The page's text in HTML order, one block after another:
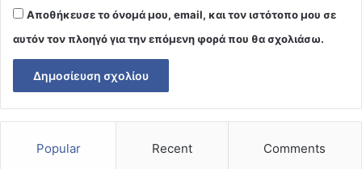
Αποθήκευσε το όνομά μου, email, και τον ιστότοπο μου σε
αυτόν τον πλοηγό για την επόμενη φορά που θα σχολιάσω.
Popular Recent Comments